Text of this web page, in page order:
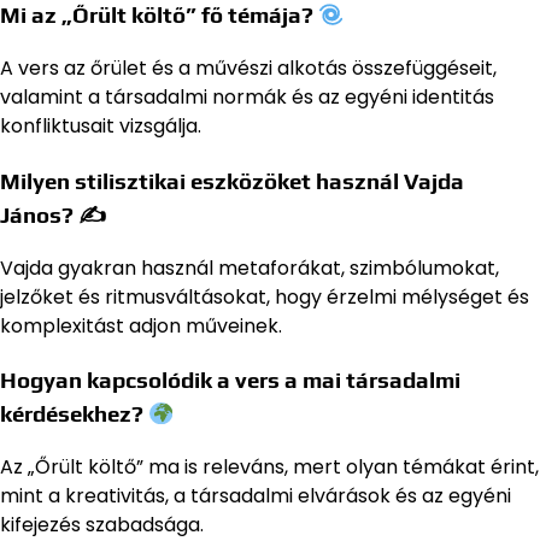
Mi az „Őrült költő” fő témája?
A vers az őrület és a művészi alkotás összefüggéseit,
valamint a társadalmi normák és az egyéni identitás
konfliktusait vizsgálja.
Milyen stilisztikai eszközöket használ Vajda
János? ✍️
Vajda gyakran használ metaforákat, szimbólumokat,
jelzőket és ritmusváltásokat, hogy érzelmi mélységet és
komplexitást adjon műveinek.
Hogyan kapcsolódik a vers a mai társadalmi
kérdésekhez?
Az „Őrült költő” ma is releváns, mert olyan témákat érint,
mint a kreativitás, a társadalmi elvárások és az egyéni
kifejezés szabadsága.